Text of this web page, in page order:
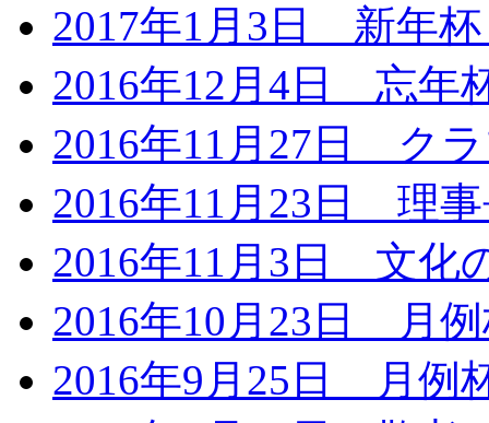
2017年1月3日 新年
2016年12月4日 忘年
2016年11月27日 ク
2016年11月23日 理
2016年11月3日 文化
2016年10月23日 月
2016年9月25日 月例